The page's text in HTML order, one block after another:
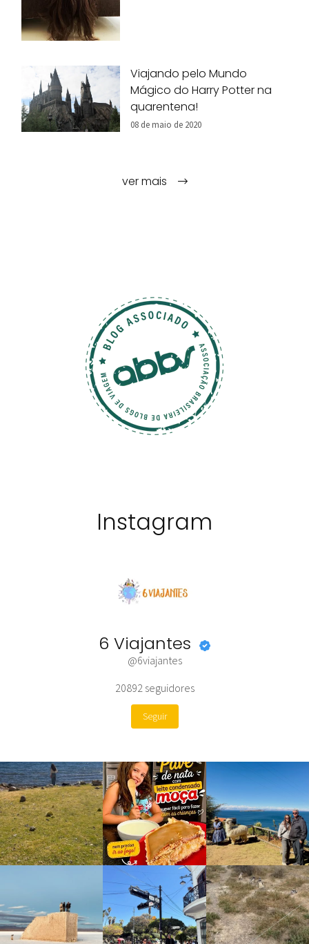
Viajando pelo Mundo
Mágico do Harry Potter na
quarentena!
08 de maio de 2020
ver mais
Instagram
6 Viajantes
@6viajantes
20892 seguidores
Seguir